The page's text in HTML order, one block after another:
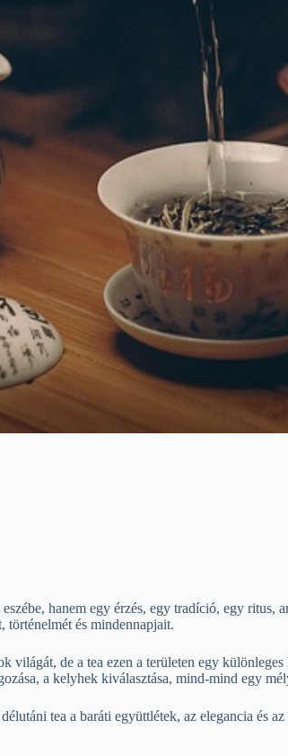
hanem egy érzés, egy tradíció, egy
és mindennapjait.
világát, de a tea ezen a területen egy
a kelyhek kiválasztása, mind-mind egy
tea a baráti együttlétek, az elegancia és